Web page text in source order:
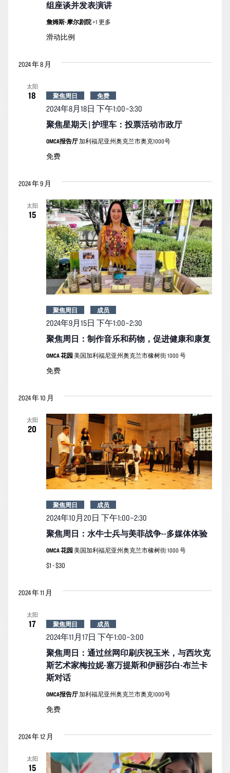
组座谈并发表演讲
詹姆斯-摩尔剧院 +1 更多
滑动比例
2024 年 8 月
太阳
18
聚焦星期天 | 护理车：投票活动市政厅
2024年8月18日 下午1:00–3:30
聚焦周日 免费
OMCA报告厅加利福尼亚州奥克兰市奥克1000号
免费
2024 年 9 月
太阳
15
聚焦周日：制作音乐和药物，促进健康和康复
2024年9月15日 下午1:00–2:30
聚焦周日 成员
OMCA 花园美国加利福尼亚州奥克兰市橡树街 1000 号
免费
2024 年 10 月
太阳
20
聚焦周日：水牛士兵与美菲战争--多媒体体验
2024年10月20日 下午1:00–2:30
聚焦周日 成员
OMCA 花园美国加利福尼亚州奥克兰市橡树街 1000 号
$1 - $30
2024 年 11 月
太阳
17
聚焦周日：通过丝网印刷庆祝玉米，与西坎克
斯艺术家梅拉妮-塞万提斯和伊丽莎白-布兰卡
斯对话
2024年11月17日 下午1:00–3:00
聚焦周日 成员
OMCA报告厅加利福尼亚州奥克兰市奥克1000号
免费
2024 年 12 月
太阳
15